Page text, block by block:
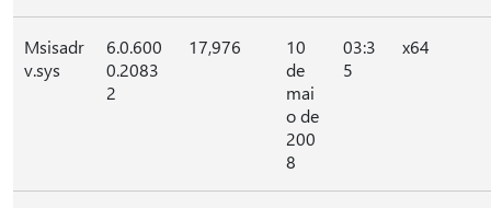
Msisadr
v.sys
6.0.600
0.2083
2
17,976
10
de
mai
o de
200
8
03:3
5
x64